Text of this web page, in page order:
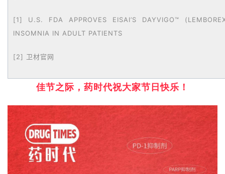
A
n
l
s
联
[1] U.S. FDA APPROVES EISAI’S DAYVIGO™
INSOMNIA IN ADULT PATIENTS
[2] 卫材官网
佳节之际，药时代祝大家节日快乐！